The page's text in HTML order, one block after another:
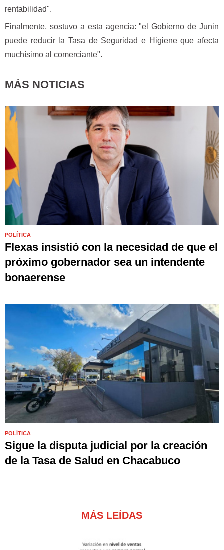
rentabilidad".
Finalmente, sostuvo a esta agencia: "el Gobierno de Junin
puede reducir la Tasa de Seguridad e Higiene que afecta
muchísimo al comerciante".
MÁS NOTICIAS
POLÍTICA
Flexas insistió con la necesidad de que el
próximo gobernador sea un intendente
bonaerense
POLÍTICA
Sigue la disputa judicial por la creación
de la Tasa de Salud en Chacabuco
MÁS LEÍDAS